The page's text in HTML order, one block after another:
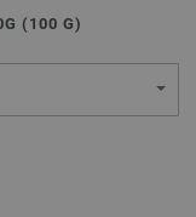
( 100 G)